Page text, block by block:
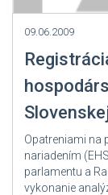
09.06.2009
Opatreniami na
nariadením
parlamentu a
vykonanie